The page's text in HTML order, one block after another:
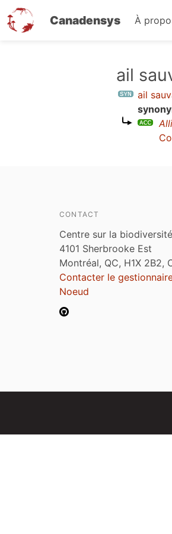
Canadensys À
ail
ail
CONTACT
Centre sur la biodiversité
4101 Sherbrooke Est
Montréal, QC, H1X 2B2,
Contacter le
Noeud